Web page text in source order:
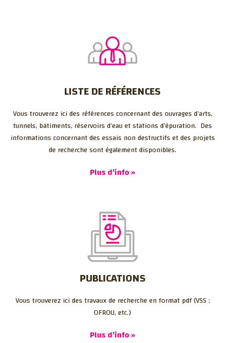
LISTE DE RÉFÉRENCES
Vous trouverez ici des références concernant des ouvrages d’arts,
tunnels, bâtiments, réservoirs d’eau et stations d’épuration. Des
informations concernant des essais non destructifs et des projets
de recherche sont également disponibles.
Plus d'info »
PUBLICATIONS
Vous trouverez ici des travaux de recherche en format pdf (VSS ;
OFROU, etc.)
Plus d'info »